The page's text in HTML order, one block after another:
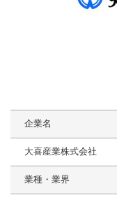
企業名
大喜産業株式会社
業種・業界